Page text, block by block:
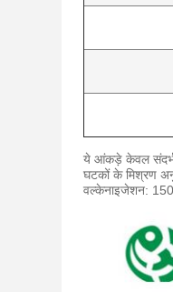
ये आंकड़े केवल संदर्भ
घटकों के मिश्रण
वल्केनाइजेशन: